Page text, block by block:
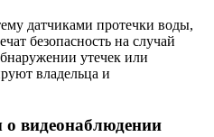
датчиками протечки воды,
безопасность на случай
утечек или
владельца и
видеонаблюдении